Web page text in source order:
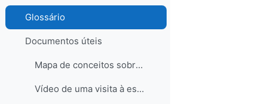
Glossário
Documentos úteis
Mapa de conceitos sobre o sistema educativo em Inglaterra
Vídeo de uma visita à escola de Hampstead no Reino Unido